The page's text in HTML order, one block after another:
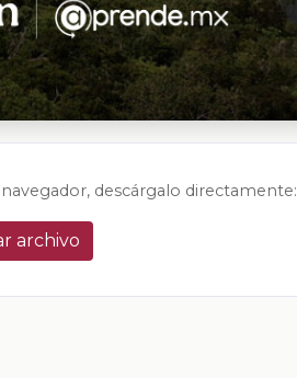
descárgalo directamente:
archivo